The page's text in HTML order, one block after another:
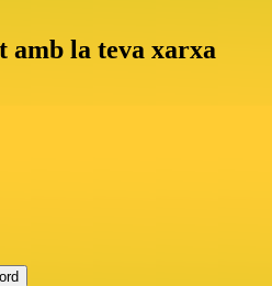
amb la teva xarxa